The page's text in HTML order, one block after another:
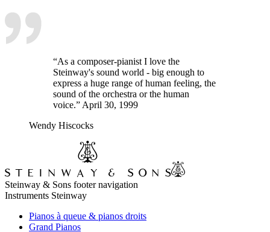
“As a composer-pianist I love the
Steinway's sound world - big enough to
express a huge range of human feeling, the
sound of the orchestra or the human
voice.” April 30, 1999
Wendy Hiscocks
Steinway & Sons footer navigation
Instruments Steinway
Pianos à queue & pianos droits
Grand Pianos